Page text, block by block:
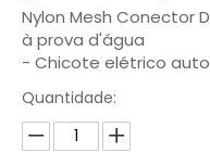
Nylon Mesh Conector
à prova d'água
- Chicote elétrico
Quantidade: